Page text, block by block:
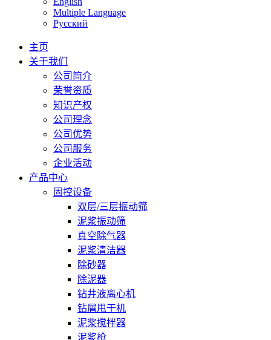
Multiple Language
Русский
主页
关于我们
公司简介
荣誉资质
知识产权
公司理念
公司优势
公司服务
企业活动
产品中心
固控设备
双层/三层振动筛
泥浆振动筛
真空除气器
泥浆清洁器
除砂器
除泥器
钻井液离心机
钻屑甩干机
泥浆搅拌器
泥浆枪